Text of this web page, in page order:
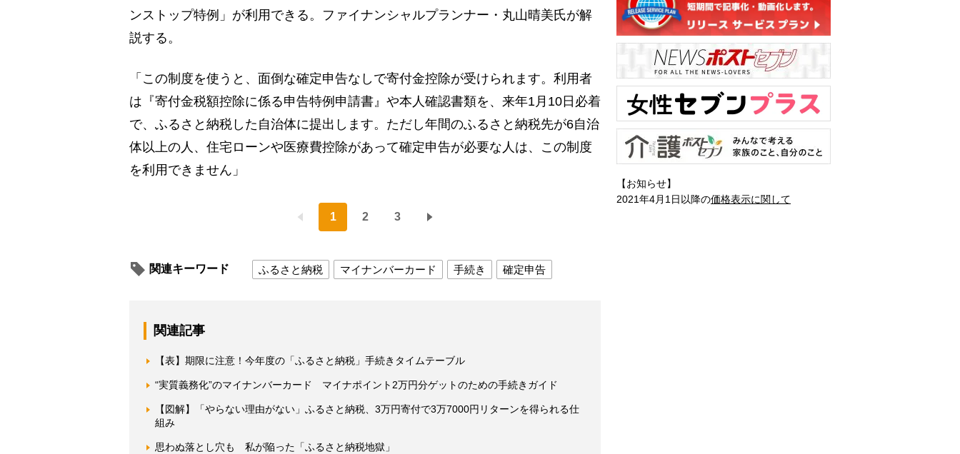
ンストップ特例」が利用できる。ファイナンシャルプランナー・丸山晴美氏が解
説する。
「この制度を使うと、面倒な確定申告なしで寄付金控除が受けられます。利用者
は『寄付金税額控除に係る申告特例申請書』や本人確認書類を、来年1月10日必着
で、ふるさと納税した自治体に提出します。ただし年間のふるさと納税先が6自治
体以上の人、住宅ローンや医療費控除があって確定申告が必要な人は、この制度
を利用できません」
1 2 3
関連キーワード ふるさと納税 マイナンバーカード 手続き 確定申告
関連記事
【表】期限に注意！今年度の「ふるさと納税」手続きタイムテーブル
“実質義務化”のマイナンバーカード マイナポイント2万円分ゲットのための手続きガイド
【図解】「やらない理由がない」ふるさと納税、3万円寄付で3万7000円リターンを得られる仕
組み
思わぬ落とし穴も 私が陥った「ふるさと納税地獄」
【お知らせ】
2021年4月1日以降の価格表示に関して